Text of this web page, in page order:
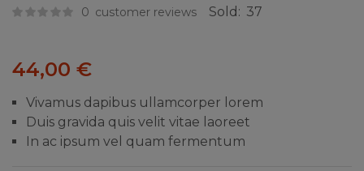
0 customer reviews Sold: 37
44,00 €
Vivamus dapibus ullamcorper lorem
Duis gravida quis velit vitae laoreet
In ac ipsum vel quam fermentum